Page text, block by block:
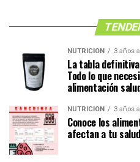
NUTRICIÓN 3 años
La tabla
Todo lo que
alimentación
NUTRICIÓN 3 años
Conoce los
afectan a tu salud